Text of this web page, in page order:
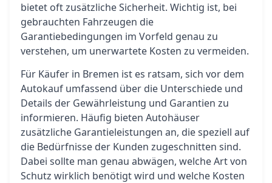
bietet oft zusätzliche Sicherheit. Wichtig ist, bei
gebrauchten Fahrzeugen die
Garantiebedingungen im Vorfeld genau zu
verstehen, um unerwartete Kosten zu vermeiden.
Für Käufer in Bremen ist es ratsam, sich vor dem
Autokauf umfassend über die Unterschiede und
Details der Gewährleistung und Garantien zu
informieren. Häufig bieten Autohäuser
zusätzliche Garantieleistungen an, die speziell auf
die Bedürfnisse der Kunden zugeschnitten sind.
Dabei sollte man genau abwägen, welche Art von
Schutz wirklich benötigt wird und welche Kosten